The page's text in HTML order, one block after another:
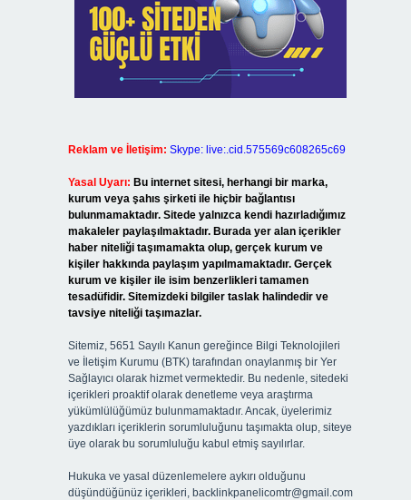
Reklam ve İletişim: Skype: live:.cid.575569c608265c69
Yasal Uyarı: Bu internet sitesi, herhangi bir marka,
kurum veya şahıs şirketi ile hiçbir bağlantısı
bulunmamaktadır. Sitede yalnızca kendi hazırladığımız
makaleler paylaşılmaktadır. Burada yer alan içerikler
haber niteliği taşımamakta olup, gerçek kurum ve
kişiler hakkında paylaşım yapılmamaktadır. Gerçek
kurum ve kişiler ile isim benzerlikleri tamamen
tesadüfidir. Sitemizdeki bilgiler taslak halindedir ve
tavsiye niteliği taşımazlar.
Sitemiz, 5651 Sayılı Kanun gereğince Bilgi Teknolojileri
ve İletişim Kurumu (BTK) tarafından onaylanmış bir Yer
Sağlayıcı olarak hizmet vermektedir. Bu nedenle, sitedeki
içerikleri proaktif olarak denetleme veya araştırma
yükümlülüğümüz bulunmamaktadır. Ancak, üyelerimiz
yazdıkları içeriklerin sorumluluğunu taşımakta olup, siteye
üye olarak bu sorumluluğu kabul etmiş sayılırlar.
Hukuka ve yasal düzenlemelere aykırı olduğunu
düşündüğünüz içerikleri, backlinkpanelicomtr@gmail.com